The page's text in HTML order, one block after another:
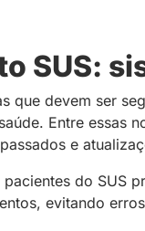
SUS:
que devem ser
Entre essas
e
do SUS
evitando